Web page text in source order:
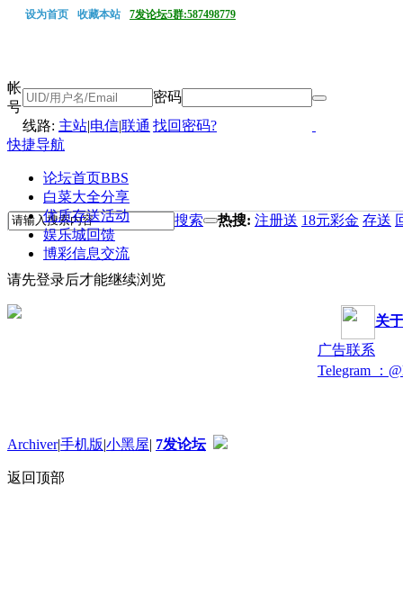
设为首页 收藏本站 7发论坛5群:587498779
帐
号
密码
线路: 主站|电信|联通 找回密码?
快捷导航
论坛首页BBS
白菜大全分享
优质存送活动
娱乐城回馈
博彩信息交流
搜索 热搜: 注册送 18元彩金 存送
请先登录后才能继续浏览
关
广告联系
Telegram ：
Archiver|手机版|小黑屋| 7发论坛
返回顶部